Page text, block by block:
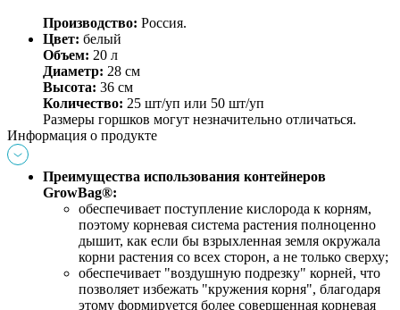
Производство: Россия.
Цвет: белый
Объем: 20 л
Диаметр: 28 см
Высота: 36 см
Количество: 25 шт/уп или 50 шт/уп
Размеры горшков могут незначительно отличаться.
Информация о продукте
Преимущества использования контейнеров
GrowBag®:
обеспечивает поступление кислорода к корням,
поэтому корневая система растения полноценно
дышит, как если бы взрыхленная земля окружала
корни растения со всех сторон, а не только сверху;
обеспечивает "воздушную подрезку" корней, что
позволяет избежать "кружения корня", благодаря
этому формируется более совершенная корневая